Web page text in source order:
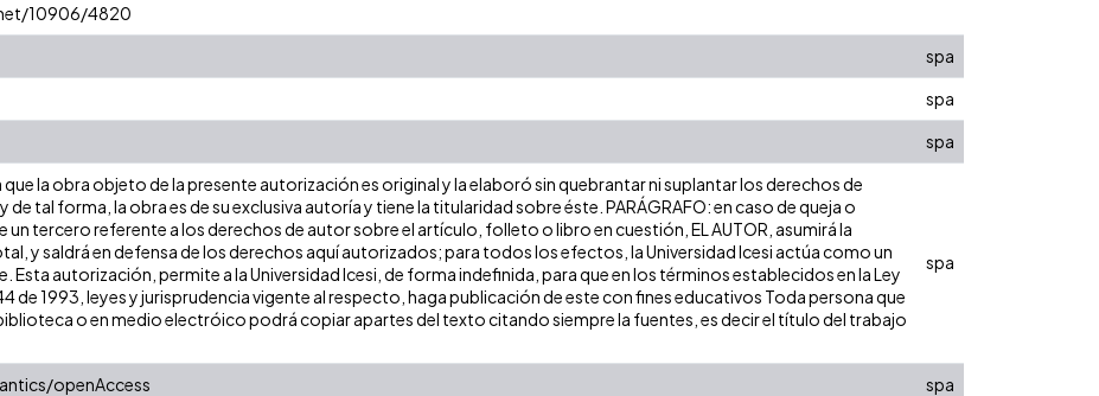
10906/4820
spa
spa
spa
que la obra objeto de la presente autorización es original y la elaboró sin quebrantar ni suplantar los derechos de
de tal forma, la obra es de su exclusiva autoría y tiene la titularidad sobre éste. PARÁGRAFO: en caso de queja o
un tercero referente a los derechos de autor sobre el artículo, folleto o libro en cuestión, EL AUTOR, asumirá la
y saldrá en defensa de los derechos aquí autorizados; para todos los efectos, la Universidad Icesi actúa como un
Esta autorización, permite a la Universidad Icesi, de forma indefinida, para que en los términos establecidos en la Ley
de 1993, leyes y jurisprudencia vigente al respecto, haga publicación de este con fines educativos Toda persona que
o en medio electróico podrá copiar apartes del texto citando siempre la fuentes, es decir el título del trabajo
spa
openAccess
spa